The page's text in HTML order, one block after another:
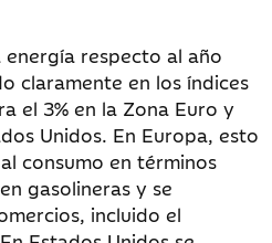
respecto al año
claramente en los índices
el 3% en la Zona Euro y
Unidos. En Europa, esto
consumo en términos
gasolineras y se
incluido el